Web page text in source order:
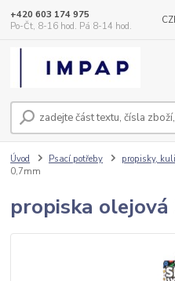
+420 603 174 975
Po-Čt, 8-16 hod. Pá 8-14 hod.
Úvod Psací potřeby propisky,
0,7mm
propiska